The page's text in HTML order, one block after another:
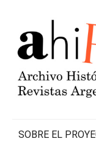
SOBRE EL